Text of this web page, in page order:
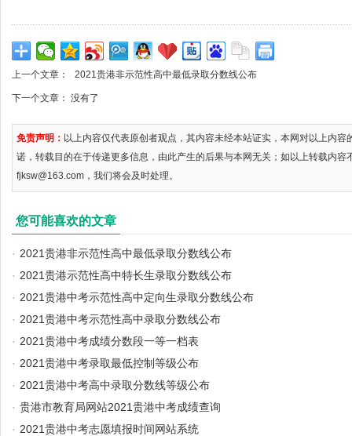
上一个文章： 2021贵港非示范性高中最低录取分数线公布
下一个文章： 没有了
免责声明： 以上内容仅代表原创者观点，其内容未经本站证实，本网对以上内
诺，转载目的在于传递更多信息，由此产生的后果与本网无关；如以上转载内容
fjksw@163.com，我们将会及时处理。
您可能喜欢的文章
· 2021贵港非示范性高中最低录取分数线公布
· 2021贵港示范性高中特长生录取分数线公布
· 2021贵港中考示范性高中定向生录取分数线公布
· 2021贵港中考示范性高中录取分数线公布
· 2021贵港中考成绩分数段一等一档表
· 2021贵港中考录取最低控制等级公布
· 2021贵港中考高中录取分数线等级公布
· 贵港市教育局网站2021贵港中考成绩查询
· 2021贵港中考志愿填报时间网站系统